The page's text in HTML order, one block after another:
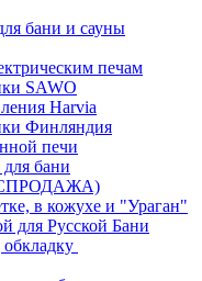
бани и сауны
печам
SAWO
Harvia
Финляндия
печи
бани
в кожухе и "Ураган"
для Русской Бани